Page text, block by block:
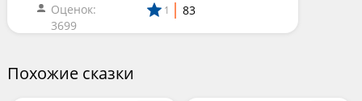
Оценок:
3699
1 83
Похожие сказки